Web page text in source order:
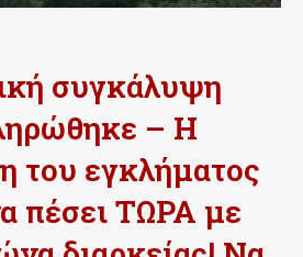
συγκάλυψη
– Η
του εγκλήματος
πέσει ΤΩΡΑ με